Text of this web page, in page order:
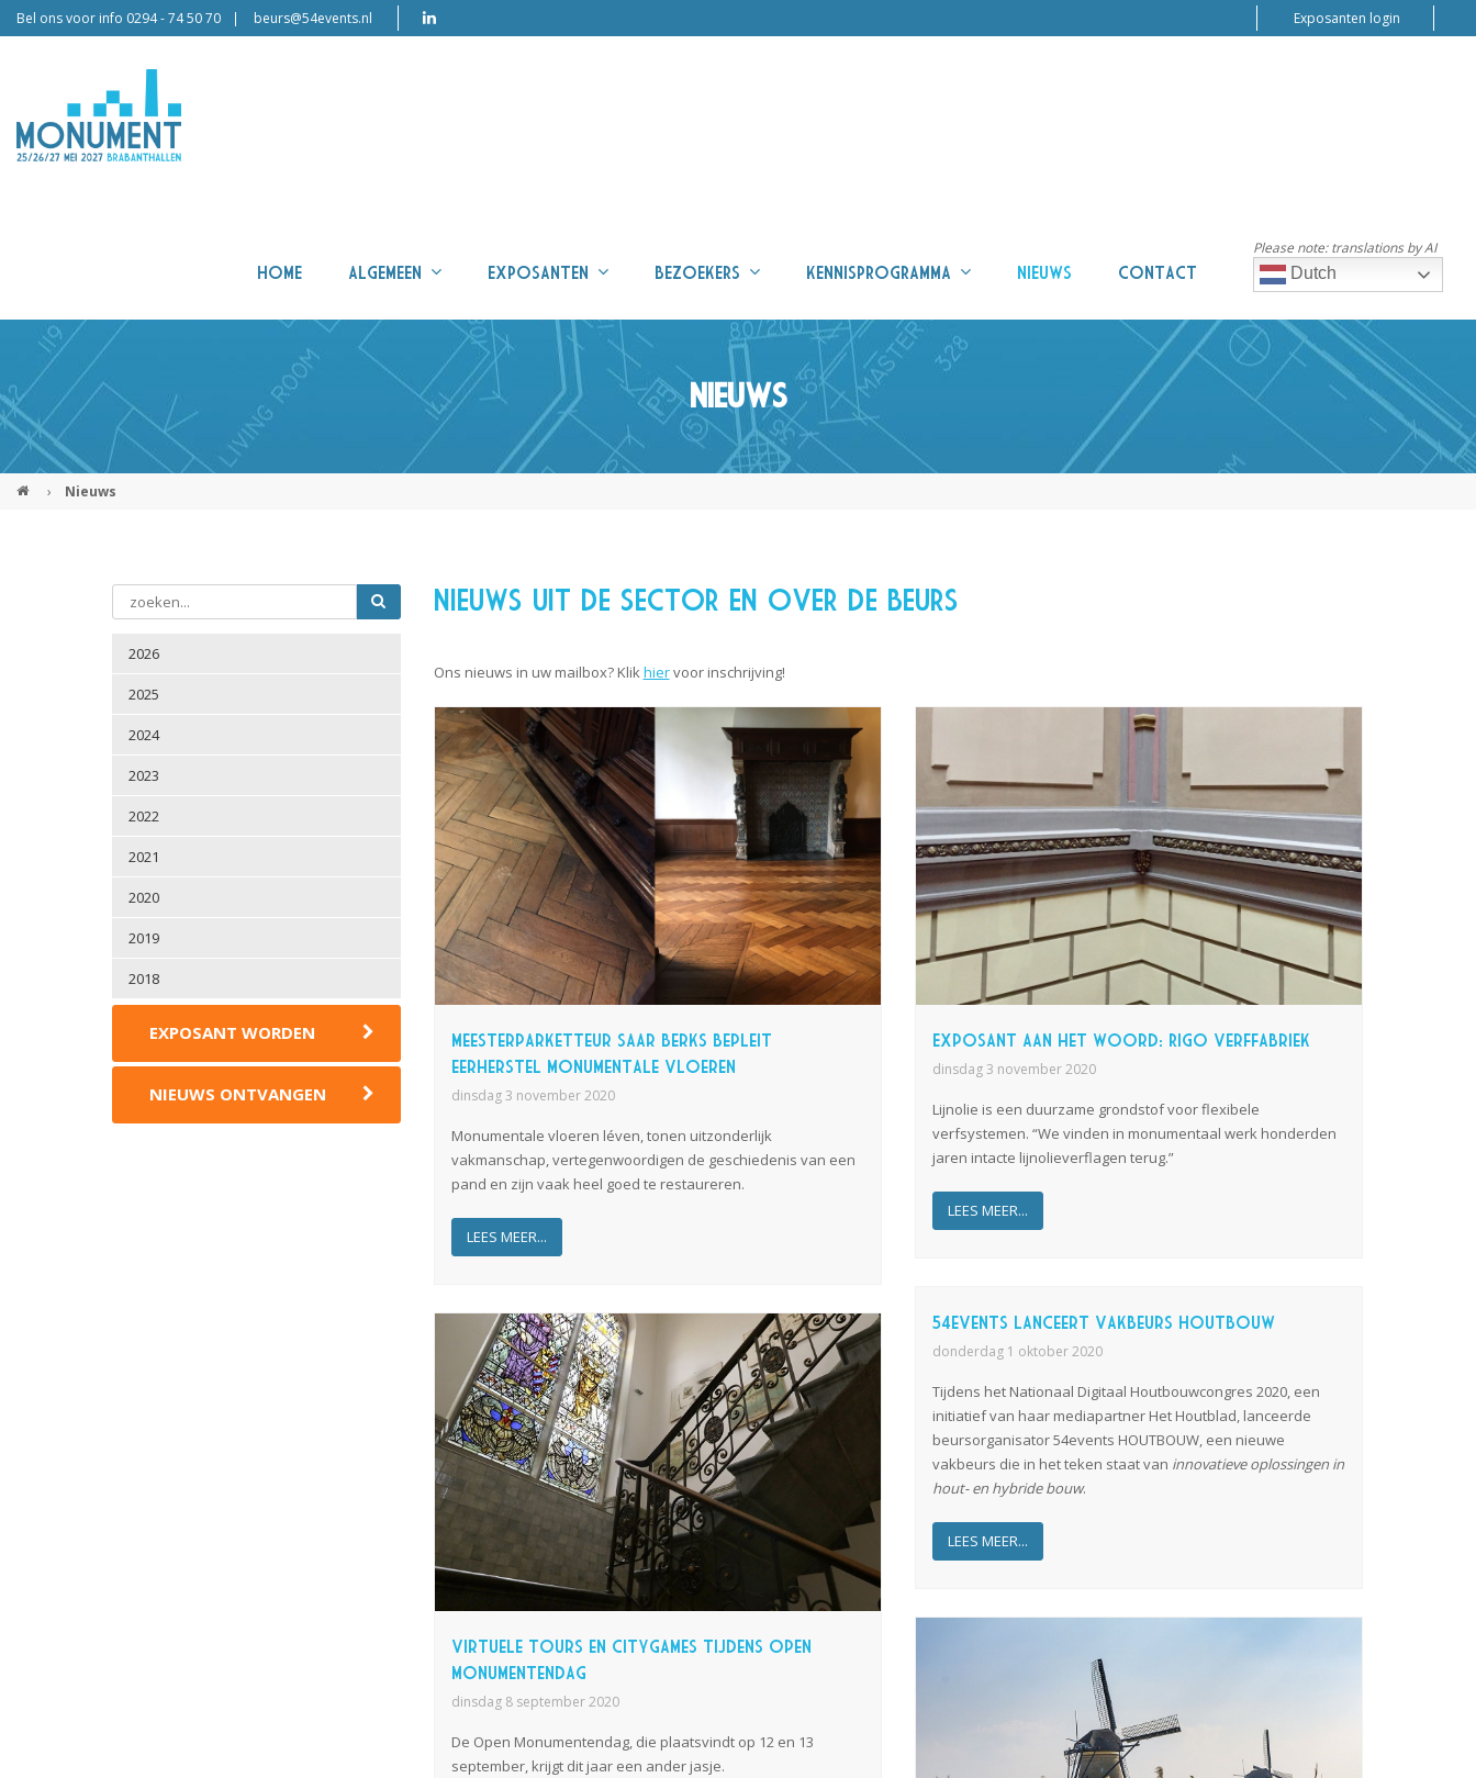
Bel ons voor info 0294 - 74 50 70 beurs@54events.nl Exposanten login
HOME ALGEMEEN EXPOSANTEN BEZOEKERS KENNISPROGRAMMA NIEUWS CONTACT Dutch
Please note: translations by AI
NIEUWS
› Nieuws
2026
2025
2024
2023
2022
2021
2020
2019
2018
EXPOSANT WORDEN
NIEUWS ONTVANGEN
NIEUWS UIT DE SECTOR EN OVER DE BEURS
Ons nieuws in uw mailbox? Klikhiervoor inschrijving!
Meesterparketteur Saar Berks bepleit
eerherstel monumentale vloeren
dinsdag 3 november 2020
Monumentale vloeren léven, tonen uitzonderlijk
vakmanschap, vertegenwoordigen de geschiedenis van een
pand en zijn vaak heel goed te restaureren.
LEES MEER...
Exposant aan het woord: RIGO Verffabriek
dinsdag 3 november 2020
Lijnolie is een duurzame grondstof voor flexibele
verfsystemen. “We vinden in monumentaal werk honderden
jaren intacte lijnolieverflagen terug.”
LEES MEER...
54events lanceert vakbeurs HOUTBOUW
donderdag 1 oktober 2020
Tijdens het Nationaal Digitaal Houtbouwcongres 2020, een
initiatief van haar mediapartner Het Houtblad, lanceerde
beursorganisator 54events HOUTBOUW, een nieuwe
vakbeurs die in het teken staat van innovatieve oplossingen in
hout- en hybride bouw.
LEES MEER...
Virtuele tours en citygames tijdens Open
Monumentendag
dinsdag 8 september 2020
De Open Monumentendag, die plaatsvindt op 12 en 13
september, krijgt dit jaar een ander jasje.